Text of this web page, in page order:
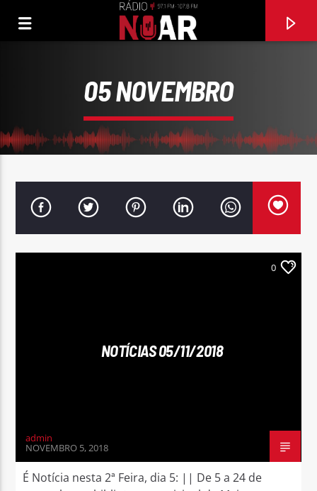
05 NOVEMBRO
0
NOTÍCIAS 05/11/2018
admin
NOVEMBRO 5, 2018
É Notícia nesta 2ª Feira, dia 5: || De 5 a 24 de